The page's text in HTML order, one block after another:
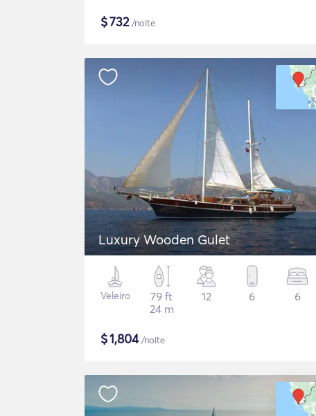
$732/noite
Luxury Wooden Gulet
Veleiro
79 ft
24 m
12 6 6
$1,804/noite